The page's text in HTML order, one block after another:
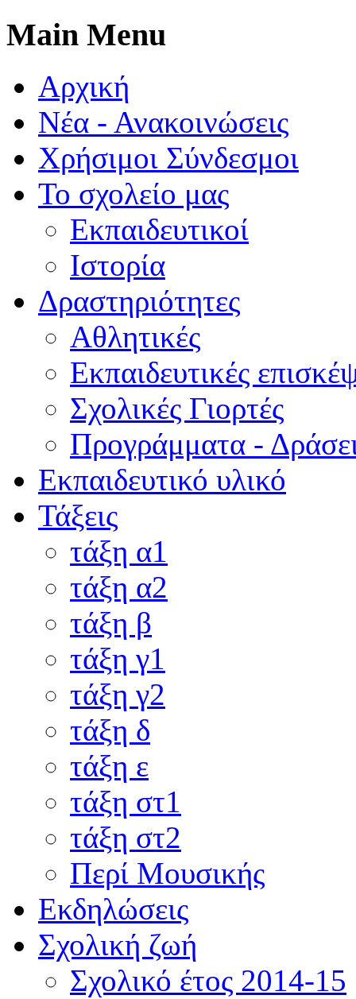
Main Menu
Αρχική
Νέα - Ανακοινώσεις
Χρήσιμοι Σύνδεσμοι
Το σχολείο μας
Εκπαιδευτικοί
Ιστορία
Δραστηριότητες
Αθλητικές
Εκπαιδευτικές
Σχολικές Γιορτές
Προγράμματα -
Εκπαιδευτικό υλικό
Τάξεις
τάξη α1
τάξη α2
τάξη β
τάξη γ1
τάξη γ2
τάξη δ
τάξη ε
τάξη στ1
τάξη στ2
Περί Μουσικής
Εκδηλώσεις
Σχολική ζωή
Σχολικό έτος 2014-15